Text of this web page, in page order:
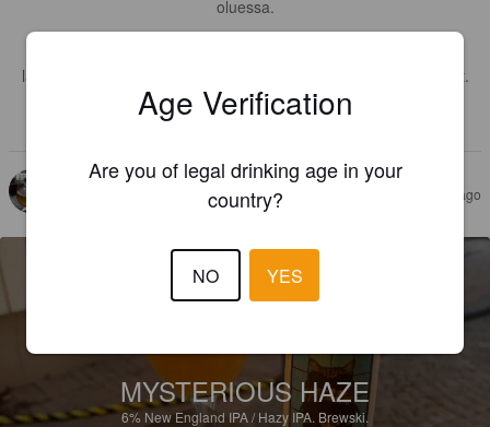
oluessa.
lakritsi olutta jossa hitusen myös kahvin makua. Oikein hyvä olut.
Karamellimainen, mausteinen ja paahteinen.
KATE HI 8 days ago
MYSTERIOUS HAZE
6% New England IPA / Hazy IPA. Brewski.
Age Verification
Are you of legal drinking age in your
country?
NO YES